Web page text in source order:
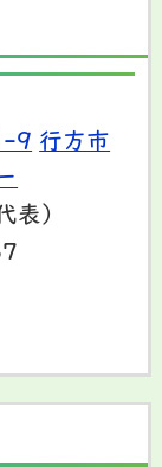
9 行方市
表）